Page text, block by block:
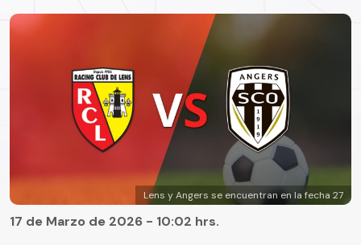
Lens y Angers se encuentran en la fecha 27
17 de Marzo de 2026 - 10:02 hrs.